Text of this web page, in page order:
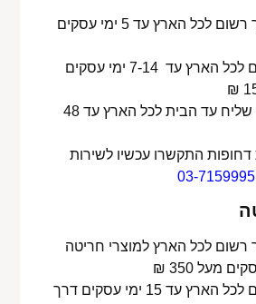
משלוח חינם בדואר רשום לכל הארץ עד 5 ימי עסקים
משלוח בדואר רשום לכל הארץ עד 7-14 ימי עסקים
משלוח אקספרס – שליח עד הבית לכל הארץ עד 48
דחופות התקשרו עכשיו לשירות
03-7159995
רשום לכל הארץ למוצרי חריטה
משלוח בדואר רשום לכל הארץ עד 15 ימי עסקים דרך